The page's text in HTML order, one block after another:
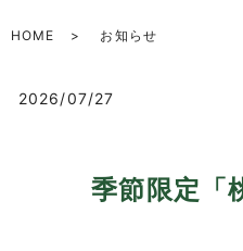
HOME お知らせ
2026/07/27
季節限定「